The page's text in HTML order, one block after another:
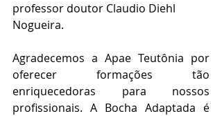
professor doutor Claudio Diehl
Nogueira.
Agradecemos a Apae Teutônia por
oferecer formações tão
enriquecedoras para nossos
profissionais. A Bocha Adaptada é